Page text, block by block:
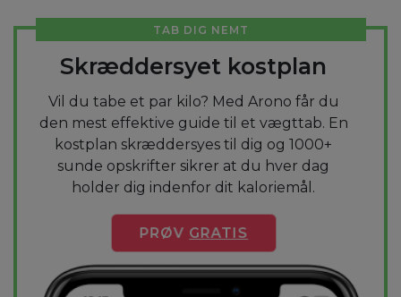
TAB DIG NEMT
Skræddersyet kostplan
Vil du tabe et par kilo? Med Arono får du
den mest effektive guide til et vægttab. En
kostplan skræddersyes til dig og 1000+
sunde opskrifter sikrer at du hver dag
holder dig indenfor dit kaloriemål.
PRØV GRATIS